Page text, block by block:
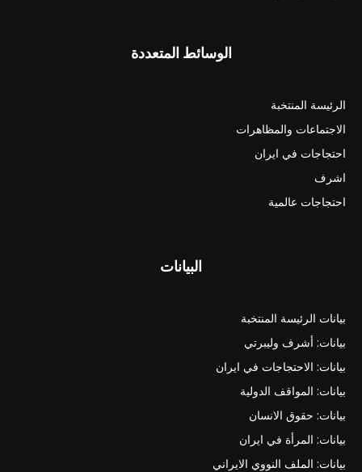
الوسائط المتعددة
الرئيسة المنتخبة
الاجتماعات والمظاهرات
احتجاجات في ايران
اشرف
احتجاجات عالمية
البيانات
بيانات الرئيسة المنتخبة
بيانات: أشرف وليبرتي
بيانات: الاحتجاجات في ايران
بيانات: المواقف الدولية
بيانات: حقوق الانسان
بيانات: المرأة في ايران
بيانات: الملف النووي الايراني